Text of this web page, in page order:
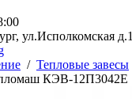
ул.Исполкомская д.1
/ Тепловые завесы
КЭВ-12П3042Е